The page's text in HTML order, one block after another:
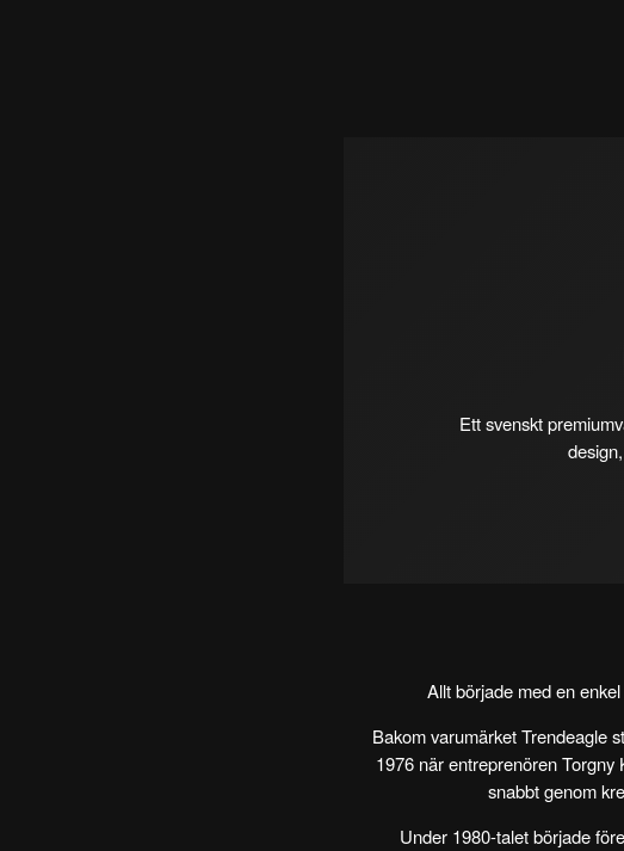
Ett svenskt
Allt började med en
Bakom varumärket Trendeagle
1976 när entreprenören
snabbt genom
Under 1980-talet började